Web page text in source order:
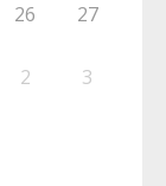
26 27
2 3